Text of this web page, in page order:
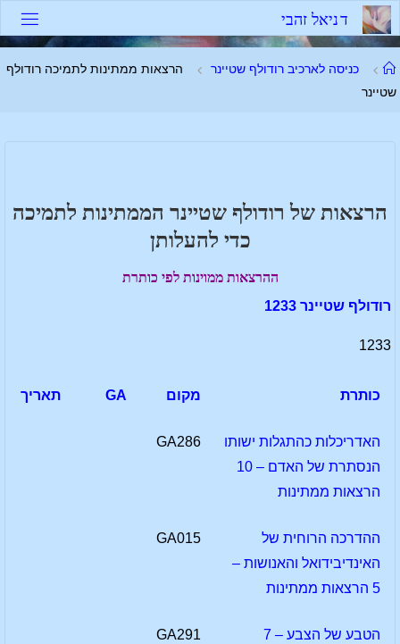
דלגו
לתוכן
דניאל זהבי
עמוד
ראשי
כניסה לארכיב רודולף שטיינר
הרצאות ממתינות לתמיכה רודולף
שטיינר
הרצאות של רודולף שטיינר הממתינות לתמיכה
כדי להעלותן
ההרצאות ממוינות לפי כותרת
רודולף שטיינר 1233
1233
כותרת מקום GA תאריך
האדריכלות כהתגלות ישותו
הנסתרת של האדם – 10
הרצאות ממתינות
GA286
ההדרכה הרוחית של
האינדיבידואל והאנושות –
5 הרצאות ממתינות
GA015
הטבע של הצבע – 7
GA291